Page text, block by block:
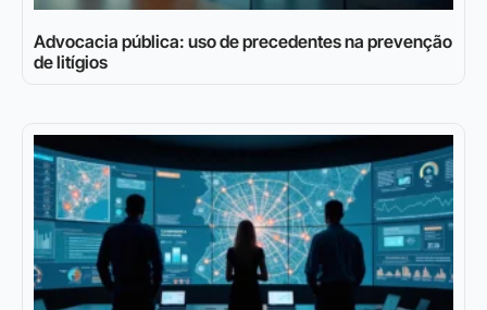
Advocacia pública: uso de precedentes na prevenção
de litígios